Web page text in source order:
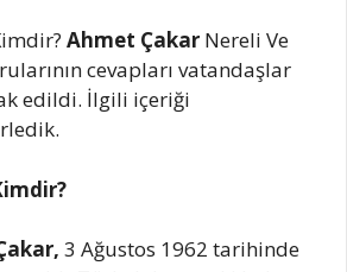
Ahmet Çakar Nereli Ve
cevapları vatandaşlar
edildi. İlgili içeriği
3 Ağustos 1962 tarihinde